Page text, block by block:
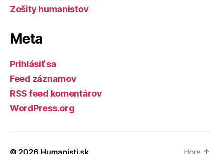
Zošity humanistov
Meta
Prihlásiť sa
Feed záznamov
RSS feed komentárov
WordPress.org
© 2026 Humanisti.sk Hore ↑